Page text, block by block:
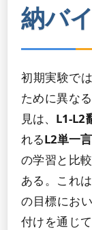
納バ
初期実験で
ために異な
見は、 L1-L2
れるL2単一
の学習と比
ある。これ
の目標にお
付けを通じ